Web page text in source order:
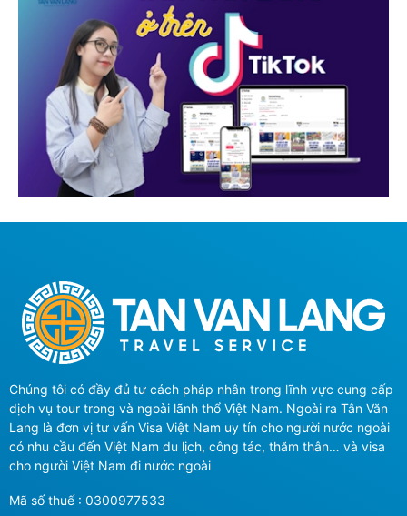
Chúng tôi có đầy đủ tư cách pháp nhân trong lĩnh vực cung cấp
dịch vụ tour trong và ngoài lãnh thổ Việt Nam. Ngoài ra Tân Văn
Lang là đơn vị tư vấn Visa Việt Nam uy tín cho người nước ngoài
có nhu cầu đến Việt Nam du lịch, công tác, thăm thân… và visa
cho người Việt Nam đi nước ngoài
Mã số thuế : 0300977533